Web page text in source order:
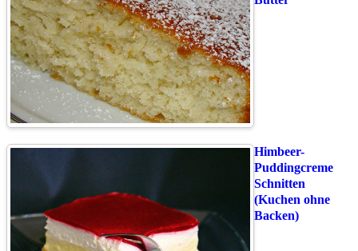
Himbeer-
Puddingcreme
Schnitten
(Kuchen ohne
Backen)